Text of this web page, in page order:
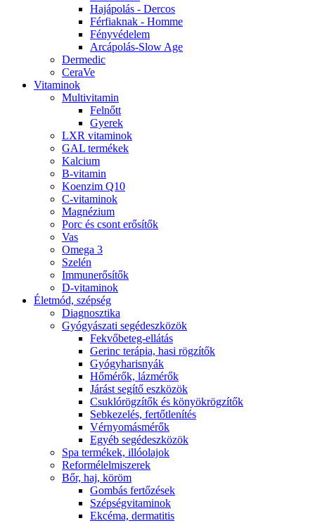
Hajápolás - Dercos
Férfiaknak - Homme
Fényvédelem
Arcápolás-Slow Age
Dermedic
CeraVe
Vitaminok
Multivitamin
Felnőtt
Gyerek
LXR vitaminok
GAL termékek
Kalcium
B-vitamin
Koenzim Q10
C-vitaminok
Magnézium
Porc és csont erősítők
Vas
Omega 3
Szelén
Immunerősítők
D-vitaminok
Életmód, szépség
Diagnosztika
Gyógyászati segédeszközök
Fekvőbeteg-ellátás
Gerinc terápia, hasi rögzítők
Gyógyharisnyák
Hőmérők, lázmérők
Járást segítő eszközök
Csuklórögzítők és könyökrögzítők
Sebkezelés, fertőtlenítés
Vérnyomásmérők
Egyéb segédeszközök
Spa termékek, illóolajok
Reformélelmiszerek
Bőr, haj, köröm
Gombás fertőzések
Szépségvitaminok
Ekcéma, dermatitis